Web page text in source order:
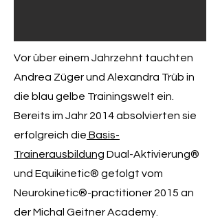
Vor über einem Jahrzehnt tauchten
Andrea Züger und Alexandra Trüb in
die blau gelbe Trainingswelt ein.
Bereits im Jahr 2014 absolvierten sie
erfolgreich die Basis-
Trainerausbildung Dual-Aktivierung®
und Equikinetic® gefolgt vom
Neurokinetic®-practitioner 2015 an
der Michal Geitner Academy.